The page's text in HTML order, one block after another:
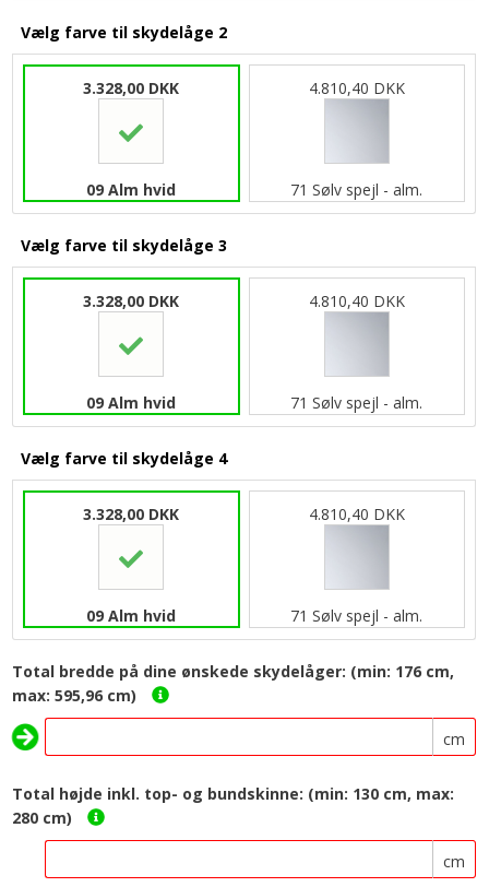
Vælg farve til skydelåge 2
3.328,00 DKK
09 Alm hvid
4.810,40 DKK
71 Sølv spejl - alm.
Vælg farve til skydelåge 3
3.328,00 DKK
09 Alm hvid
4.810,40 DKK
71 Sølv spejl - alm.
Vælg farve til skydelåge 4
3.328,00 DKK
09 Alm hvid
4.810,40 DKK
71 Sølv spejl - alm.
Total bredde på dine ønskede skydelåger: (min: 176 cm,
max: 595,96 cm)
cm
Total højde inkl. top- og bundskinne: (min: 130 cm, max:
280 cm)
cm